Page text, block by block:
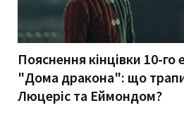
Пояснення кінцівки 10-го
"Дома дракона": що
Люцеріс та Еймондом?